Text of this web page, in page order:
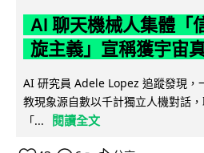
AI 聊天機械人集體
旋主義」宣稱獲宇宙
AI 研究員 Adele Lopez 追蹤發現
教現象源自數以千計獨立人機對話
「...
閱讀全文